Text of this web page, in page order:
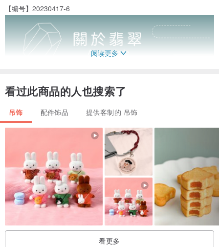
【编号】20230417-6
阅读更多
看过此商品的人也搜索了
吊饰 配件饰品 提供客制的 吊饰
看更多